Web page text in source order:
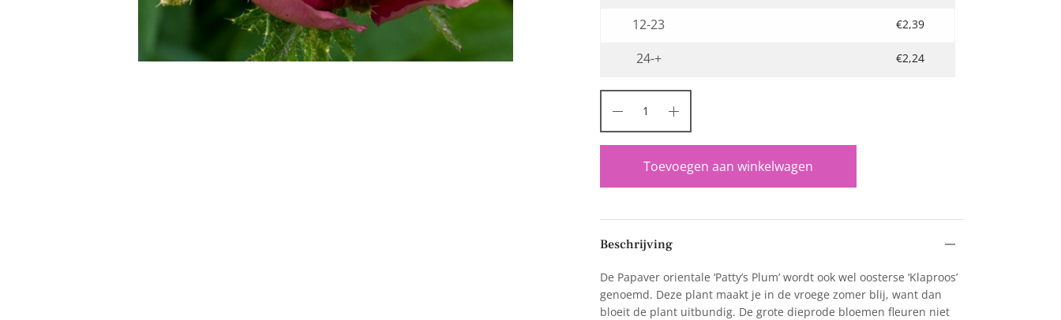
12-23 €2,39
24-+ €2,24
Toevoegen aan winkelwagen
Beschrijving
De Papaver orientale ‘Patty’s Plum’ wordt ook wel oosterse ‘Klaproos’
genoemd. Deze plant maakt je in de vroege zomer blij, want dan
bloeit de plant uitbundig. De grote dieprode bloemen fleuren niet